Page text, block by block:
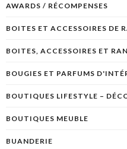
AWARDS / RÉCOMPENSES
BOITES ET ACCESSOIRES DE
BOITES, ACCESSOIRES ET
BOUGIES ET PARFUMS
BOUTIQUES LIFESTYLE –
BOUTIQUES MEUBLE
BUANDERIE